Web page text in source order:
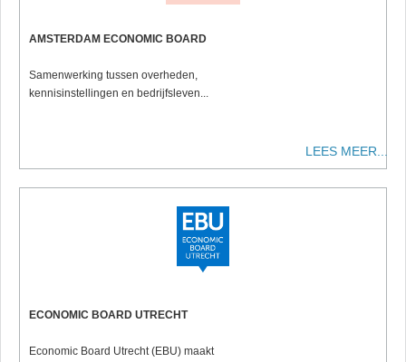
AMSTERDAM ECONOMIC BOARD
Samenwerking tussen overheden,
kennisinstellingen en bedrijfsleven...
LEES MEER...
ECONOMIC BOARD UTRECHT
Economic Board Utrecht (EBU) maakt